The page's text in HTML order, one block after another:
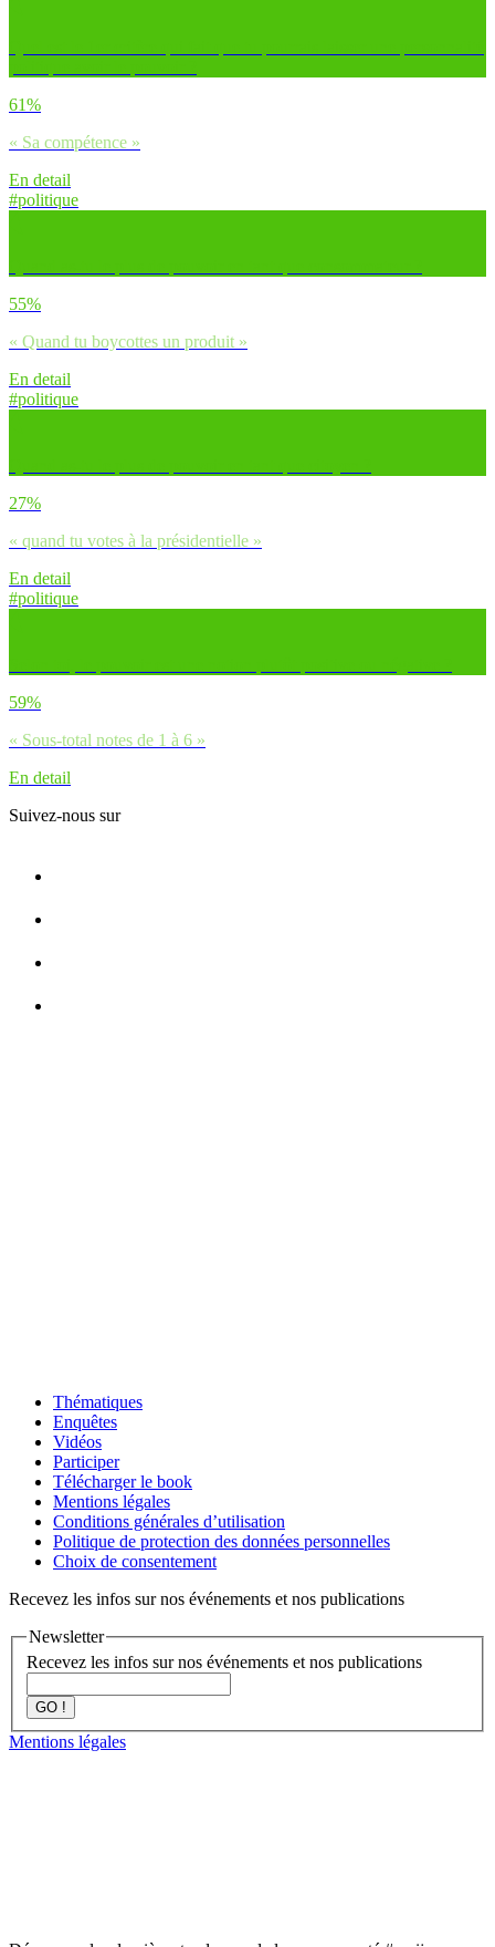
61%
« Sa compétence »
En detail
#politique
55%
« Quand tu boycottes un produit »
En detail
#politique
27%
« quand tu votes à la présidentielle »
En detail
#politique
59%
« Sous-total notes de 1 à 6 »
En detail
Suivez-nous sur
Thématiques
Enquêtes
Vidéos
Participer
Télécharger le book
Mentions légales
Conditions générales d’utilisation
Politique de protection des données personnelles
Choix de consentement
Recevez les infos sur nos événements et nos publications
Newsletter
Recevez les infos sur nos événements et nos publications
GO !
Mentions légales